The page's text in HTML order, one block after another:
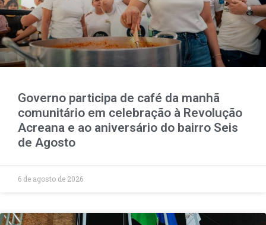
Governo participa de café da manhã
comunitário em celebração à Revolução
Acreana e ao aniversário do bairro Seis
de Agosto
6 de agosto de 2026